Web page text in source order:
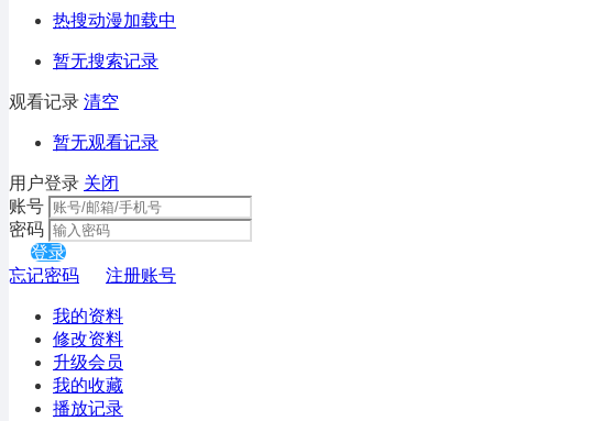
热搜动漫加载中
暂无搜索记录
观看记录 清空
暂无观看记录
用户登录 关闭
账号
密码
登录
忘记密码
注册账号
我的资料
修改资料
升级会员
我的收藏
播放记录